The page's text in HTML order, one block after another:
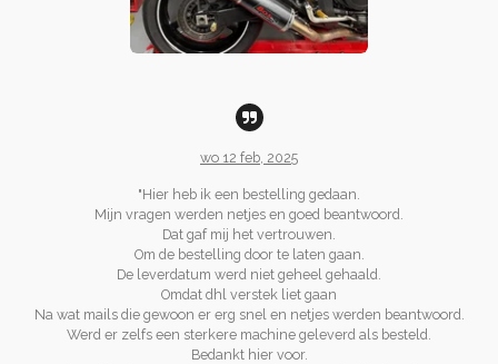
wo 12 feb, 2025
"Hier heb ik een bestelling gedaan.
Mijn vragen werden netjes en goed beantwoord.
Dat gaf mij het vertrouwen.
Om de bestelling door te laten gaan.
De leverdatum werd niet geheel gehaald.
Omdat dhl verstek liet gaan
Na wat mails die gewoon er erg snel en netjes werden beantwoord.
Werd er zelfs een sterkere machine geleverd als besteld.
Bedankt hier voor.